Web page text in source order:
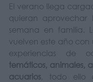
El verano llega
quieran aprovechar
semana en familia.
vuelven este año
experiencias de
temáticos, animales,
acuarios, todo ello